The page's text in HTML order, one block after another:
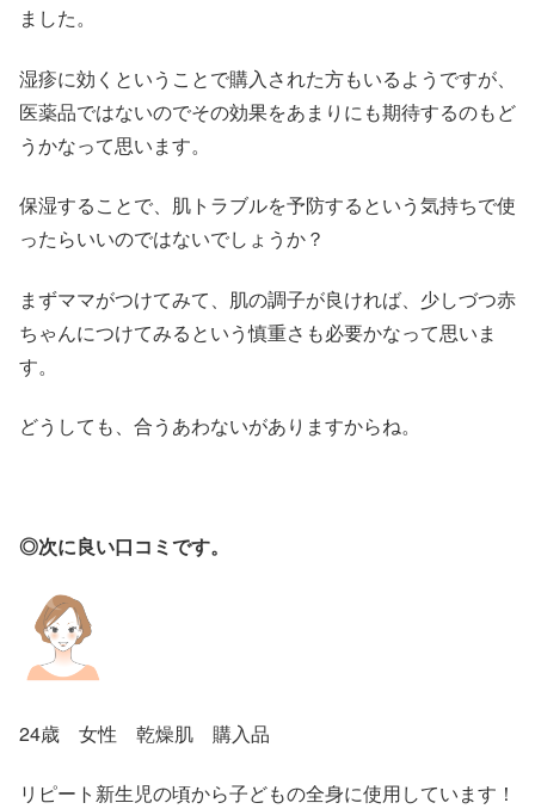
ました。
湿疹に効くということで購入された方もいるようですが、
医薬品ではないのでその効果をあまりにも期待するのもど
うかなって思います。
保湿することで、肌トラブルを予防するという気持ちで使
ったらいいのではないでしょうか？
まずママがつけてみて、肌の調子が良ければ、少しづつ赤
ちゃんにつけてみるという慎重さも必要かなって思いま
す。
どうしても、合うあわないがありますからね。
◎次に良い口コミです。
24歳 女性 乾燥肌 購入品
リピート新生児の頃から子どもの全身に使用しています！